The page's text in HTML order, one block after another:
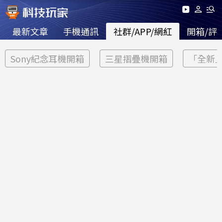
最新文章 手機通訊 社群/APP/網紅 開箱/評
Sony紀念耳機開箱 三星摺疊機開箱 「全新